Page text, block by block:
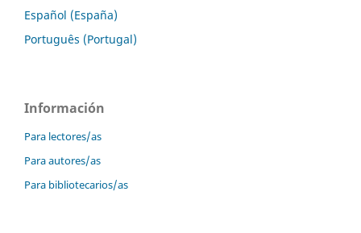
Español (España)
Português (Portugal)
Información
Para lectores/as
Para autores/as
Para bibliotecarios/as